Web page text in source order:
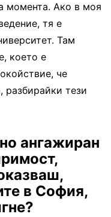
момента. Ако в моя
тя е
Там
което е
че
тези
ангажиран
в София,